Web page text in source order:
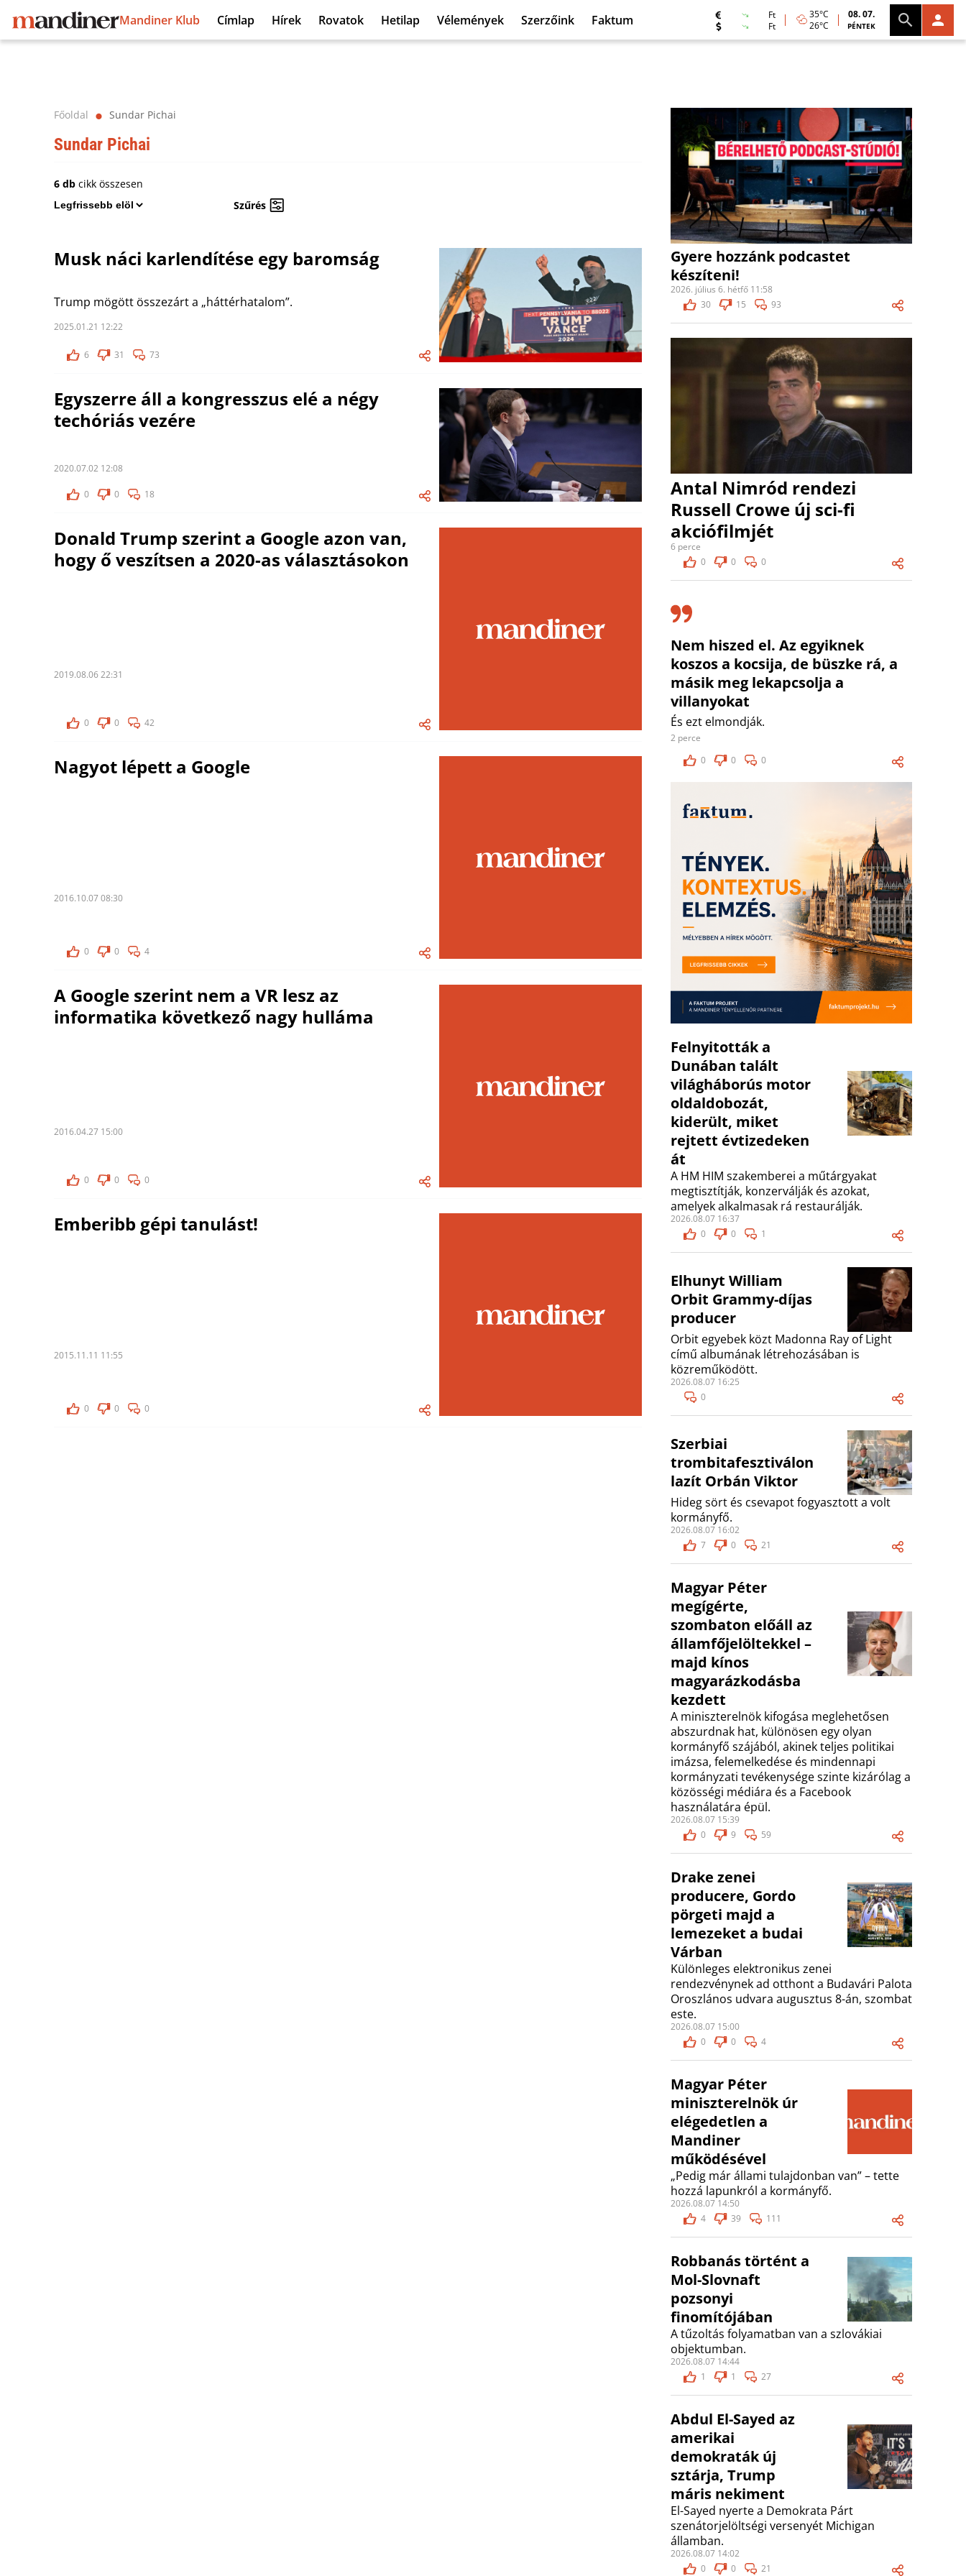
Mandiner Klub Címlap Hírek Rovatok Hetilap Vélemények Szerzőink Faktum
Ft
Ft
35°C
26°C
08. 07.
PÉNTEK
Főoldal ⬤ Sundar Pichai
Sundar Pichai
6 db cikk összesen
Szűrés
Musk náci karlendítése egy baromság
Trump mögött összezárt a „háttérhatalom”.
2025.01.21 12:22
6 31 73
Egyszerre áll a kongresszus elé a négy
techóriás vezére
2020.07.02 12:08
0 0 18
Donald Trump szerint a Google azon van,
hogy ő veszítsen a 2020-as választásokon
2019.08.06 22:31
0 0 42
Nagyot lépett a Google
2016.10.07 08:30
0 0 4
A Google szerint nem a VR lesz az
informatika következő nagy hulláma
2016.04.27 15:00
0 0 0
Emberibb gépi tanulást!
2015.11.11 11:55
0 0 0
Gyere hozzánk podcastet
készíteni!
2026. július 6. hétfő 11:58
30
15 93
Antal Nimród rendezi
Russell Crowe új sci-fi
akciófilmjét
6 perce
0
0 0
Nem hiszed el. Az egyiknek
koszos a kocsija, de büszke rá, a
másik meg lekapcsolja a
villanyokat
És ezt elmondják.
2 perce
0
0 0
Felnyitották a
Dunában talált
világháborús motor
oldaldobozát,
kiderült, miket
rejtett évtizedeken
át
A HM HIM szakemberei a műtárgyakat
megtisztítják, konzerválják és azokat,
amelyek alkalmasak rá restaurálják.
2026.08.07 16:37
0
0 1
Elhunyt William
Orbit Grammy-díjas
producer
Orbit egyebek közt Madonna Ray of Light
című albumának létrehozásában is
közreműködött.
2026.08.07 16:25
0
Szerbiai
trombitafesztiválon
lazít Orbán Viktor
Hideg sört és csevapot fogyasztott a volt
kormányfő.
2026.08.07 16:02
7
0 21
Magyar Péter
megígérte,
szombaton előáll az
államfőjelöltekkel –
majd kínos
magyarázkodásba
kezdett
A miniszterelnök kifogása meglehetősen
abszurdnak hat, különösen egy olyan
kormányfő szájából, akinek teljes politikai
imázsa, felemelkedése és mindennapi
kormányzati tevékenysége szinte kizárólag a
közösségi médiára és a Facebook
használatára épül.
2026.08.07 15:39
0
9 59
Drake zenei
producere, Gordo
pörgeti majd a
lemezeket a budai
Várban
Különleges elektronikus zenei
rendezvénynek ad otthont a Budavári Palota
Oroszlános udvara augusztus 8-án, szombat
este.
2026.08.07 15:00
0
0 4
Magyar Péter
miniszterelnök úr
elégedetlen a
Mandiner
működésével
„Pedig már állami tulajdonban van” – tette
hozzá lapunkról a kormányfő.
2026.08.07 14:50
4
39 111
Robbanás történt a
Mol-Slovnaft
pozsonyi
finomítójában
A tűzoltás folyamatban van a szlovákiai
objektumban.
2026.08.07 14:44
1
1 27
Abdul El-Sayed az
amerikai
demokraták új
sztárja, Trump
máris nekiment
El-Sayed nyerte a Demokrata Párt
szenátorjelöltségi versenyét Michigan
államban.
2026.08.07 14:02
0
0 21